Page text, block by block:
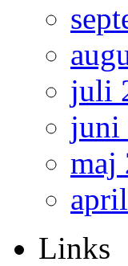
juli
juni
maj
Links